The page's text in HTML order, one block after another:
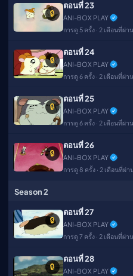
🔒
ตอนที่ 23
ANI-BOX PLAY
การดู 5 ครั้ง · 2 เดือนที่ผ่า
🔒
ตอนที่ 24
ANI-BOX PLAY
การดู 6 ครั้ง · 2 เดือนที่ผ่า
🔒
ตอนที่ 25
ANI-BOX PLAY
การดู 6 ครั้ง · 2 เดือนที่ผ่า
🔒
ตอนที่ 26
ANI-BOX PLAY
การดู 8 ครั้ง · 2 เดือนที่ผ่า
Season 2
🔒
ตอนที่ 27
ANI-BOX PLAY
การดู 7 ครั้ง · 2 เดือนที่ผ่า
🔒
ตอนที่ 28
ANI-BOX PLAY